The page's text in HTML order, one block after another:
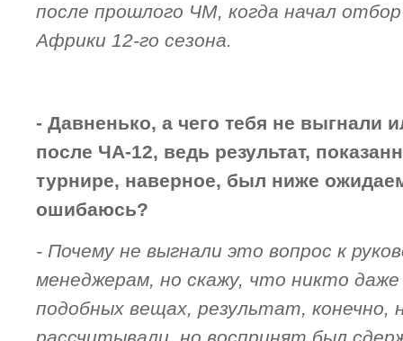
после прошлого ЧМ, когда начал
Африки 12-го сезона.
- Давненько, а чего тебя не выгнали
после ЧА-12, ведь результат,
турнире, наверное, был ниже
ошибаюсь?
- Почему не выгнали это вопрос к
менеджерам, но скажу, что никто даже
подобных вещах, результат,